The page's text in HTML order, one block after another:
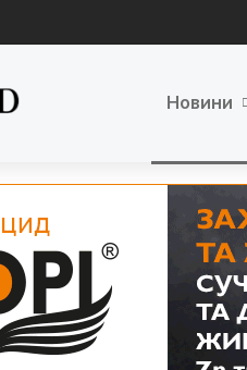
Новини